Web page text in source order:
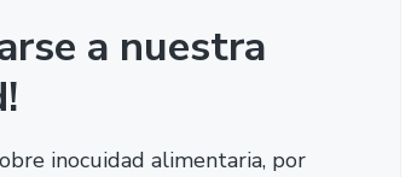
a nuestra
inocuidad alimentaria, por